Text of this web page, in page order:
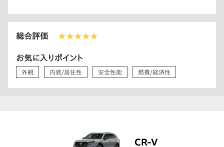
総合評価 ★★★★★
お気に入りポイント
外観 内装/居住性 安全性能 燃費/経済性
CR-V